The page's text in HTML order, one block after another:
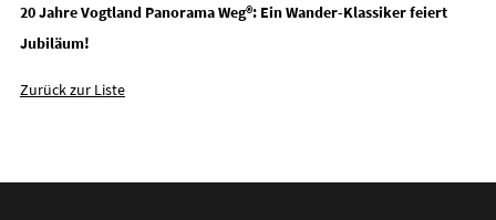
20 Jahre Vogtland Panorama Weg®: Ein Wander-Klassiker feiert
Jubiläum!
Zurück zur Liste